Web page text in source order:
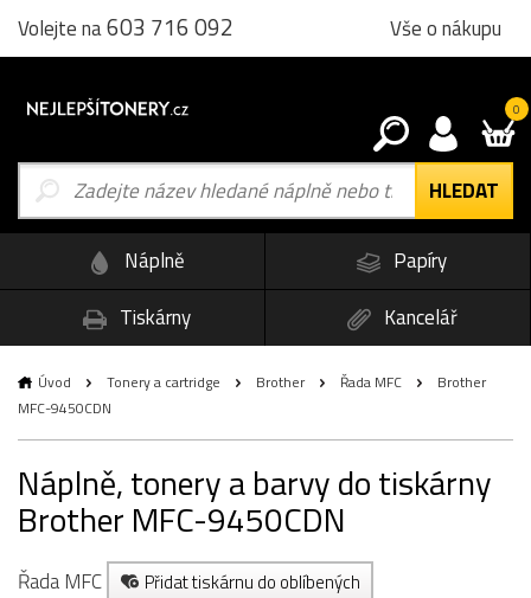
Volejte na603 716 092 Vše o nákupu
0
Náplně
Papíry
Tiskárny
Kancelář
Úvod Tonery a cartridge Brother Řada MFC
Brother
MFC-9450CDN
Náplně, tonery a barvy do tiskárny
Brother MFC-9450CDN
Řada MFC Přidat tiskárnu do oblíbených